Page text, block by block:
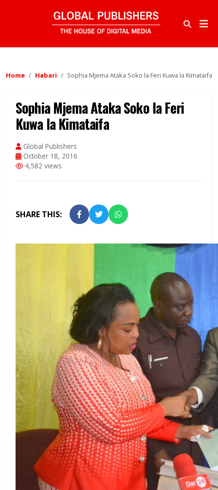
Home Habari Sophia Mjema Ataka Soko la Feri Kuwa la Kimataifa
Sophia Mjema Ataka Soko la Feri
Kuwa la Kimataifa
Global Publishers
October 18, 2016
4,582 views
SHARE THIS: